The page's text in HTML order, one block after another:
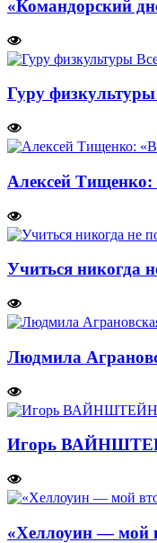
«Командорский
Гуру
Алексей Тищенко:
Учиться никогда
Людмила
Игорь
«Хеллоуин — мой